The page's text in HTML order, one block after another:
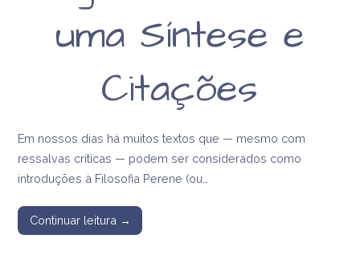
uma Síntese e
Citações
Em nossos dias há muitos textos que — mesmo com
ressalvas críticas — podem ser considerados como
introduções à Filosofia Perene (ou…
Continuar leitura →